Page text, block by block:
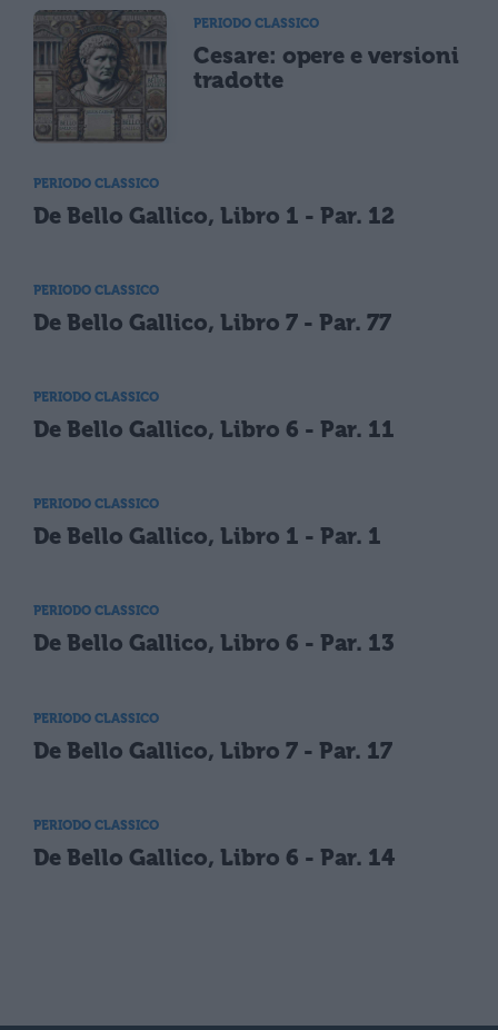
PERIODO CLASSICO
Cesare: opere e versioni
tradotte
PERIODO CLASSICO
De Bello Gallico, Libro 1 - Par. 12
PERIODO CLASSICO
De Bello Gallico, Libro 7 - Par. 77
PERIODO CLASSICO
De Bello Gallico, Libro 6 - Par. 11
PERIODO CLASSICO
De Bello Gallico, Libro 1 - Par. 1
PERIODO CLASSICO
De Bello Gallico, Libro 6 - Par. 13
PERIODO CLASSICO
De Bello Gallico, Libro 7 - Par. 17
PERIODO CLASSICO
De Bello Gallico, Libro 6 - Par. 14